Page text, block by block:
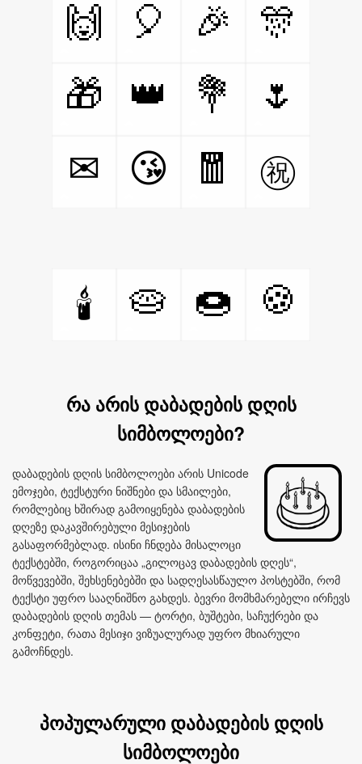
🙌
🎈 🎉
🎊
🎁
👑 💐
🌷
✉
😘 🧧 ㊗
🕯 🥧 🍩 🍪
რა არის დაბადების დღის
სიმბოლოები?
დაბადების დღის სიმბოლოები არის Unicode
ემოჯები, ტექსტური ნიშნები და სმაილები,
რომლებიც ხშირად გამოიყენება დაბადების
დღეზე დაკავშირებული მესიჯების
გასაფორმებლად. ისინი ჩნდება მისალოცი
ტექსტებში, როგორიცაა „გილოცავ დაბადების დღეს“,
მოწვევებში, შეხსენებებში და სადღესასწაულო პოსტებში, რომ
ტექსტი უფრო სააღნიშნო გახდეს. ბევრი მომხმარებელი ირჩევს
დაბადების დღის თემას — ტორტი, ბუშტები, საჩუქრები და
კონფეტი, რათა მესიჯი ვიზუალურად უფრო მხიარული
გამოჩნდეს.
პოპულარული დაბადების დღის
სიმბოლოები